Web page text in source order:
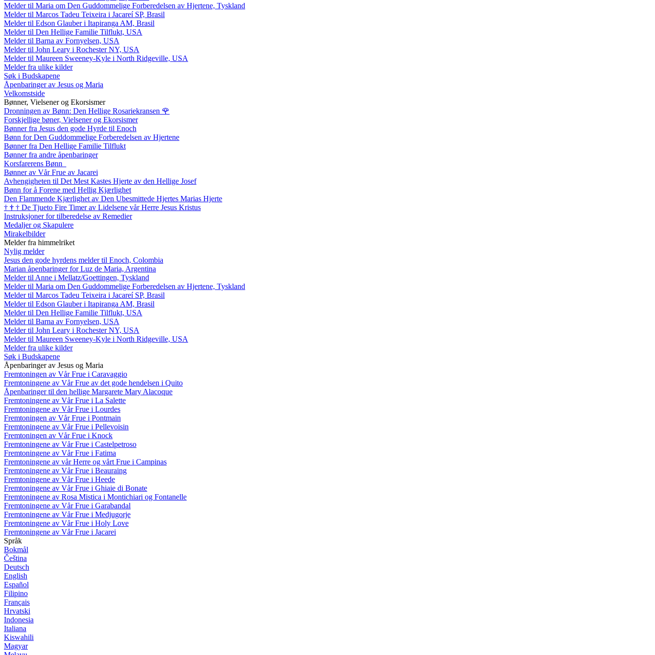
Melder til Maria om Den Guddommelige Forberedelsen av Hjertene, Tyskland
Melder til Marcos Tadeu Teixeira i Jacareí SP, Brasil
Melder til Edson Glauber i Itapiranga AM, Brasil
Melder til Den Hellige Familie Tilflukt, USA
Melder til Barna av Fornyelsen, USA
Melder til John Leary i Rochester NY, USA
Melder til Maureen Sweeney-Kyle i North Ridgeville, USA
Melder fra ulike kilder
Søk i Budskapene
Åpenbaringer av Jesus og Maria
Velkomstside
Bønner, Vielsener og Ekorsismer
Dronningen av Bønn: Den Hellige Rosariekransen 🌹
Forskjellige bøner, Vielsener og Ekorsismer
Bønner fra Jesus den gode Hyrde til Enoch
Bønn for Den Guddommelige Forberedelsen av Hjertene
Bønner fra Den Hellige Familie Tilflukt
Bønner fra andre åpenbaringer
Korsfarerens Bønn
Bønner av Vår Frue av Jacarei
Avhengigheten til Det Mest Kastes Hjerte av den Hellige Josef
Bønn for å Forene med Hellig Kjærlighet
Den Flammende Kjærlighet av Den Ubesmittede Hjertes Marias Hjerte
† † † De Tjueto Fire Timer av Lidelsene vår Herre Jesus Kristus
Instruksjoner for tilberedelse av Remedier
Medaljer og Skapulere
Mirakelbilder
Melder fra himmelriket
Nylig melder
Jesus den gode hyrdens melder til Enoch, Colombia
Marian åpenbaringer for Luz de Maria, Argentina
Melder til Anne i Mellatz/Goettingen, Tyskland
Melder til Maria om Den Guddommelige Forberedelsen av Hjertene, Tyskland
Melder til Marcos Tadeu Teixeira i Jacareí SP, Brasil
Melder til Edson Glauber i Itapiranga AM, Brasil
Melder til Den Hellige Familie Tilflukt, USA
Melder til Barna av Fornyelsen, USA
Melder til John Leary i Rochester NY, USA
Melder til Maureen Sweeney-Kyle i North Ridgeville, USA
Melder fra ulike kilder
Søk i Budskapene
Åpenbaringer av Jesus og Maria
Fremtoningen av Vår Frue i Caravaggio
Fremtoningene av Vår Frue av det gode hendelsen i Quito
Åpenbaringer til den hellige Margarete Mary Alacoque
Fremtoningene av Vår Frue i La Salette
Fremtoningene av Vår Frue i Lourdes
Fremtoningen av Vår Frue i Pontmain
Fremtoningene av Vår Frue i Pellevoisin
Fremtoningen av Vår Frue i Knock
Fremtoningene av Vår Frue i Castelpetroso
Fremtoningene av Vår Frue i Fatima
Fremtoningene av vår Herre og vårt Frue i Campinas
Fremtoningene av Vår Frue i Beauraing
Fremtoningene av Vår Frue i Heede
Fremtoningene av Vår Frue i Ghiaie di Bonate
Fremtoningene av Rosa Mistica i Montichiari og Fontanelle
Fremtoningene av Vår Frue i Garabandal
Fremtoningene av Vår Frue i Medjugorje
Fremtoningene av Vår Frue i Holy Love
Fremtoningene av Vår Frue i Jacarei
Språk
Bokmål
Čeština
Deutsch
English
Español
Filipino
Français
Hrvatski
Indonesia
Italiana
Kiswahili
Magyar